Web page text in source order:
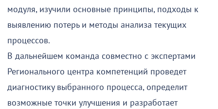
модуля, изучили основные принципы, подходы к
выявлению потерь и методы анализа текущих
процессов.
В дальнейшем команда совместно с экспертами
Регионального центра компетенций проведет
диагностику выбранного процесса, определит
возможные точки улучшения и разработает